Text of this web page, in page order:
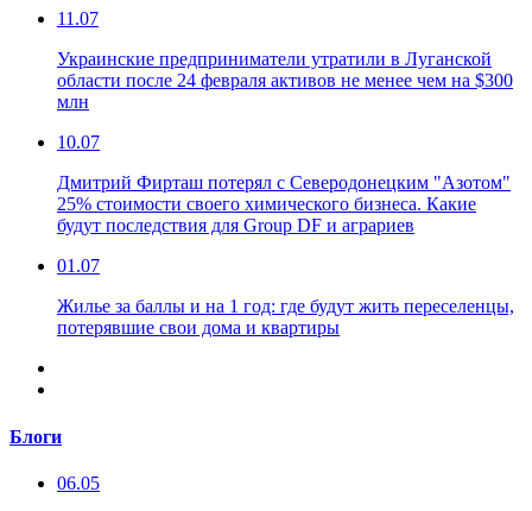
11.07
Украинские предприниматели утратили в Луганской
области после 24 февраля активов не менее чем на $300
млн
10.07
Дмитрий Фирташ потерял с Северодонецким "Азотом"
25% стоимости своего химического бизнеса. Какие
будут последствия для Group DF и аграриев
01.07
Жилье за баллы и на 1 год: где будут жить переселенцы,
потерявшие свои дома и квартиры
Блоги
06.05